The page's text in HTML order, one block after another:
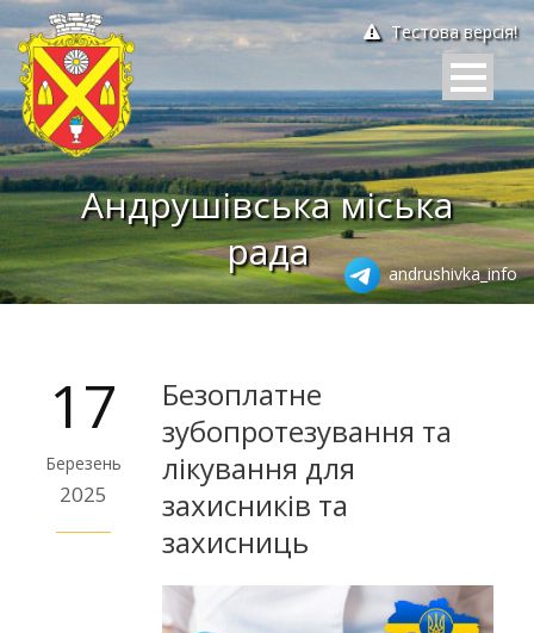
Тестова версія!
Андрушівська міська
рада
andrushivka_info
17
Березень
2025
Безоплатне
зубопротезування та
лікування для
захисників та
захисниць